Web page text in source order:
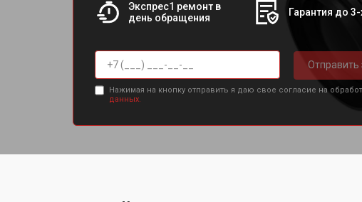
Экспрес1 ремонт в
день обращения
Гарантия до 3-
Отправить
Нажимая на кнопку отправить я даю свое согласие на
данных.